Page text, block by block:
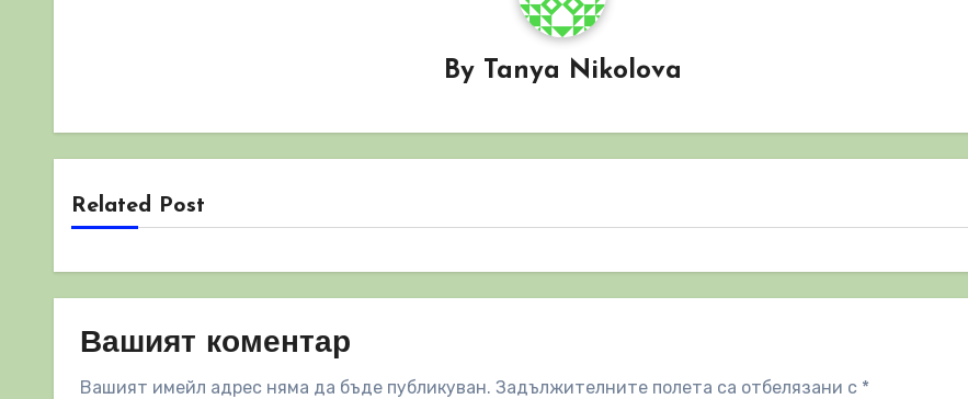
By Tanya Nikolova
Related Post
Вашият коментар
Вашият имейл адрес няма да бъде публикуван. Задължителните полета са отбелязани с *